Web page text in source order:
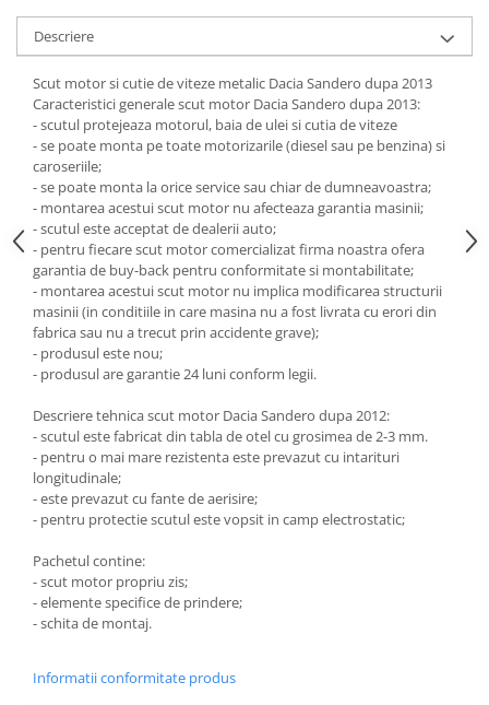
Carlige Jaecoo E5
Carlige Jeep
Carlige Kia
Carlige Kia EV4
Carlige Kia EV5
Carlige Kia PV5
Carlige Lada
Carlige Lancia
Carlige Land Rover
Carlige Lexus
Carlige MAN
Carlige Mazda
Carlige Mercedes
Carlige MG
Carlige Mini
Carlige Mitsubishi
Carlige Nissan
Carlige Omoda
Carlige Opel
Carlige Plymouth
Covorase auto Toyota
Covorase auto Volvo
Scut motor Maxus
Scut motor Mazda
Scut motor Mercedes
Scut motor MG
Scut motor Mini
Scut motor Mitsubishi
Scut motor Nissan
Scut motor Opel
Scut motor Peugeot
Scut motor Porsche
Scut motor Renault
Scut motor SAAB
Scut motor Seat
Scut motor Skoda
Scut motor Smart
Scut motor SsangYong
Scut motor Subaru
Scut motor Suzuki
Scut motor Toyota
Descriere
Scut motor si cutie de viteze metalic Dacia Sandero dupa 2013
Caracteristici generale scut motor Dacia Sandero dupa 2013:
- scutul protejeaza motorul, baia de ulei si cutia de viteze
- se poate monta pe toate motorizarile (diesel sau pe benzina) si
caroseriile;
- se poate monta la orice service sau chiar de dumneavoastra;
- montarea acestui scut motor nu afecteaza garantia masinii;
- scutul este acceptat de dealerii auto;
- pentru fiecare scut motor comercializat firma noastra ofera
garantia de buy-back pentru conformitate si montabilitate;
- montarea acestui scut motor nu implica modificarea structurii
masinii (in conditiile in care masina nu a fost livrata cu erori din
fabrica sau nu a trecut prin accidente grave);
- produsul este nou;
- produsul are garantie 24 luni conform legii.
Descriere tehnica scut motor Dacia Sandero dupa 2012:
- scutul este fabricat din tabla de otel cu grosimea de 2-3 mm.
- pentru o mai mare rezistenta este prevazut cu intarituri
longitudinale;
- este prevazut cu fante de aerisire;
- pentru protectie scutul este vopsit in camp electrostatic;
Pachetul contine:
- scut motor propriu zis;
- elemente specifice de prindere;
- schita de montaj.
Informatii conformitate produs